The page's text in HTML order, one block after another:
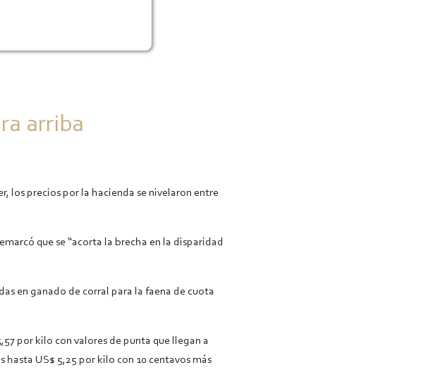
arriba
los precios por la hacienda se nivelaron entre
que se “acorta la brecha en la disparidad
en ganado de corral para la faena de cuota
por kilo con valores de punta que llegan a
hasta US$ 5,25 por kilo con 10 centavos más